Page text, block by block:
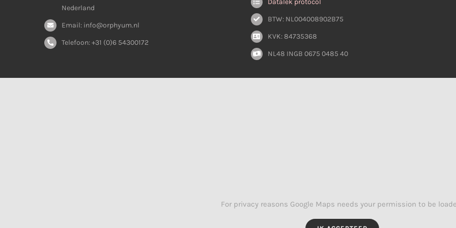
Nederland
Email: info@orphyum.nl
Telefoon: +31 (0)6 54300172
Datalek protocol
BTW: NL004008902B75
KVK: 84735368
NL48 INGB 0675 0485 40
For privacy reasons Google Maps needs your permission to be